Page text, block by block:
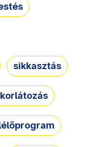
sikkasztás